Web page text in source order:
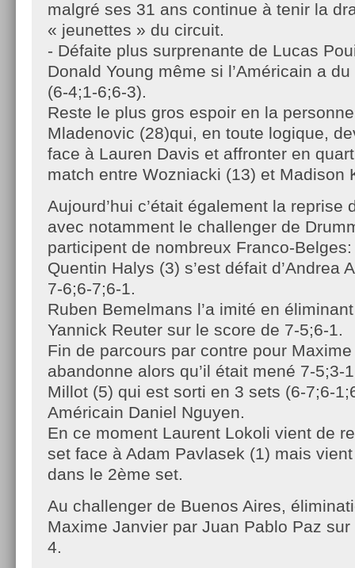
malgré ses 31 ans continue à tenir la
« jeunettes » du circuit.
- Défaite plus surprenante de Lucas
Donald Young même si l’Américain a
(6-4;1-6;6-3).
Reste le plus gros espoir en la
Mladenovic (28)qui, en toute logique,
face à Lauren Davis et affronter en
match entre Wozniacki (13) et Madison
Aujourd’hui c’était également la reprise
avec notamment le challenger de
participent de nombreux Franco-Belges:
Quentin Halys (3) s’est défait d’Andrea
7-6;6-7;6-1.
Ruben Bemelmans l’a imité en
Yannick Reuter sur le score de 7-5;6-1.
Fin de parcours par contre pour
abandonne alors qu’il était mené 7-5;3-
Millot (5) qui est sorti en 3 sets (6-7;6-
Américain Daniel Nguyen.
En ce moment Laurent Lokoli vient de
set face à Adam Pavlasek (1) mais vient
dans le 2ème set.
Au challenger de Buenos Aires,
Maxime Janvier par Juan Pablo Paz
4.